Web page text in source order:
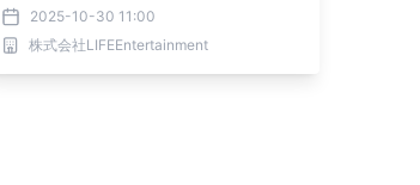
2025-10-30 11:00
株式会社LIFEEntertainment